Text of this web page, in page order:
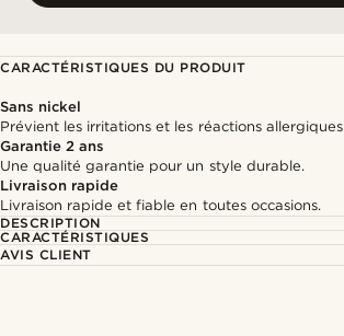
CARACTÉRISTIQUES DU PRODUIT
Sans nickel
Prévient les irritations et les réactions allergiques
Garantie 2 ans
Une qualité garantie pour un style durable.
Livraison rapide
Livraison rapide et fiable en toutes occasions.
DESCRIPTION
CARACTÉRISTIQUES
AVIS CLIENT